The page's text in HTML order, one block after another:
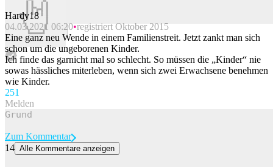
Beitrag melden
Hardy18
04.03.2021 06:20 registriert Oktober 2015
Eine ganz neu Wende in einem Familienstreit. Jetzt zankt man sich
schon um die ungeborenen Kinder.
Ich finde das garnicht mal so schlecht. So müssen die „Kinder“ nie
sowas hässliches miterleben, wenn sich zwei Erwachsene benehmen
wie Kinder.
251
Melden
Zum Kommentar
14 Alle Kommentare anzeigen